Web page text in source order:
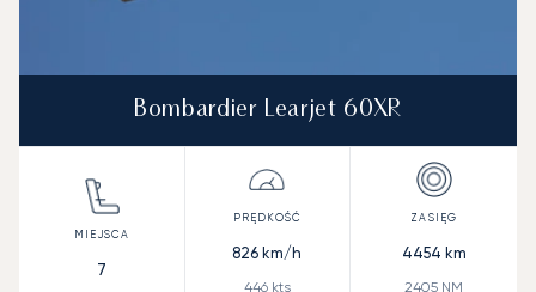
Bombardier Learjet 60XR
7
826 km/h
446kts
4454 km
2405 NM